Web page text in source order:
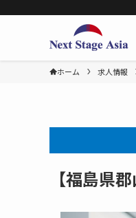
ホーム 求人情報
【福島県